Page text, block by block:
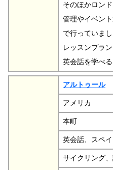
そのほかロン
管理やイベン
で行っていまし
レッスンプラ
英会話を学べ
アルトゥール
アメリカ
本町
英会話、スペ
サイクリング